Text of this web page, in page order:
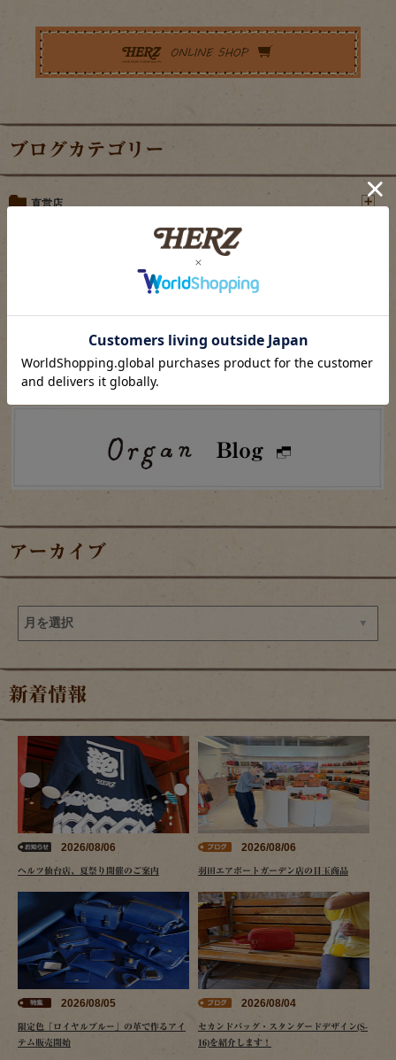
ブログカテゴリー
直営店
革製品ガイド
アーカイブ
新着情報
2026/08/06
ヘルツ仙台店、夏祭り開催のご案内
2026/08/06
羽田エアポートガーデン店の目玉商品
2026/08/05
限定色「ロイヤルブルー」の革で作るアイ
テム販売開始
2026/08/04
セカンドバッグ・スタンダードデザイン(S-
16)を紹介します！